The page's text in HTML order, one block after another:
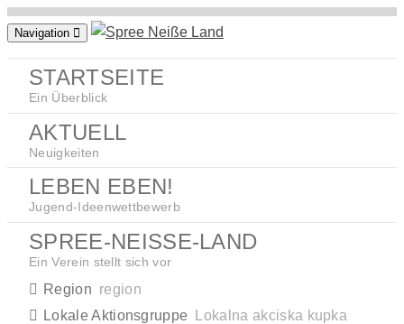
Zum
springen
Navigation
STARTSEITE
Ein Überblick
AKTUELL
Neuigkeiten
LEBEN EBEN!
Jugend-Ideenwettbewerb
SPREE-NEISSE-LAND
Ein Verein stellt sich vor
Region region
Lokale Aktionsgruppe
Lokalna akciska kupka